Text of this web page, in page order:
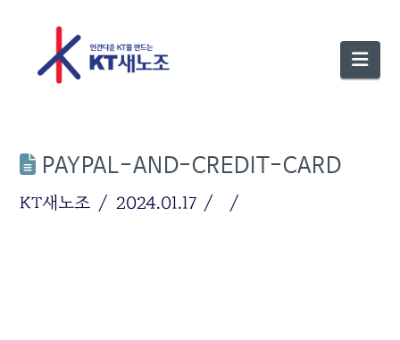
PAYPAL-AND-CREDIT-CARD
KT새노조 2024.01.17